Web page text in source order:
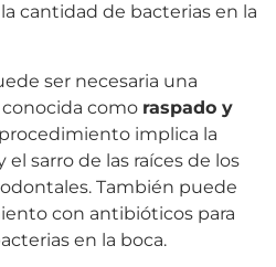
cantidad de bacterias en la
ser necesaria una
como raspado y
implica la
sarro de las raíces de los
También puede
con antibióticos para
en la boca.